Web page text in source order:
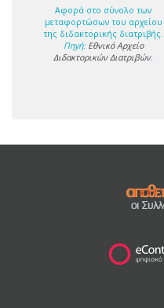
Αφορά στο σύνολο των
μεταφορτώσων του αρχείου
της διδακτορικής διατριβής.
Πηγή: Εθνικό Αρχείο
Διδακτορικών Διατριβών.